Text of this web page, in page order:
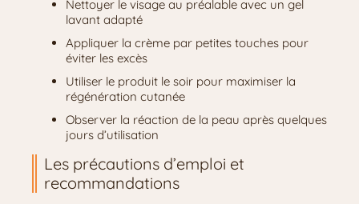
Nettoyer le visage au préalable avec un gel
lavant adapté
Appliquer la crème par petites touches pour
éviter les excès
Utiliser le produit le soir pour maximiser la
régénération cutanée
Observer la réaction de la peau après quelques
jours d’utilisation
Les précautions d’emploi et
recommandations